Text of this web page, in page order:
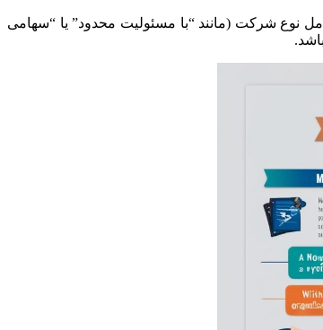
نوع شرکت (مانند “با مسئولیت محدود” یا “سهامی